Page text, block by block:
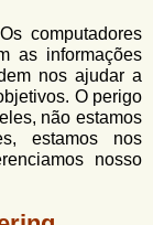
computadores
as informações
nos ajudar a
O perigo
não estamos
estamos nos
nosso